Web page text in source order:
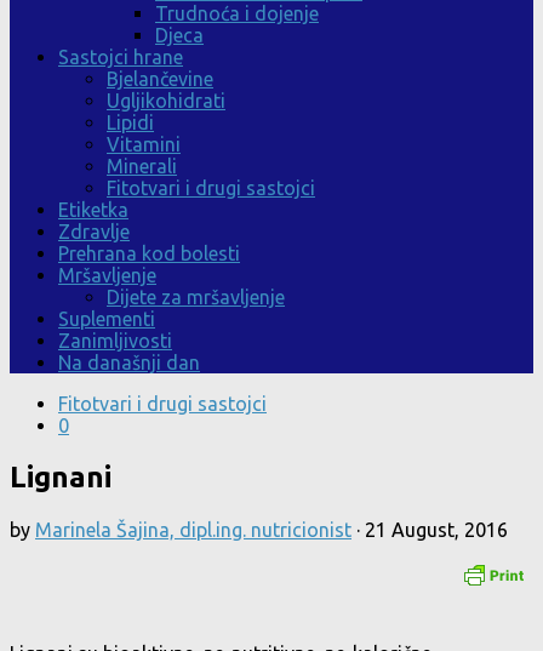
Trudnoća i dojenje
Djeca
Sastojci hrane
Bjelančevine
Ugljikohidrati
Lipidi
Vitamini
Minerali
Fitotvari i drugi sastojci
Etiketka
Zdravlje
Prehrana kod bolesti
Mršavljenje
Dijete za mršavljenje
Suplementi
Zanimljivosti
Na današnji dan
Fitotvari i drugi sastojci
0
Lignani
by Marinela Šajina, dipl.ing. nutricionist · 21 August, 2016